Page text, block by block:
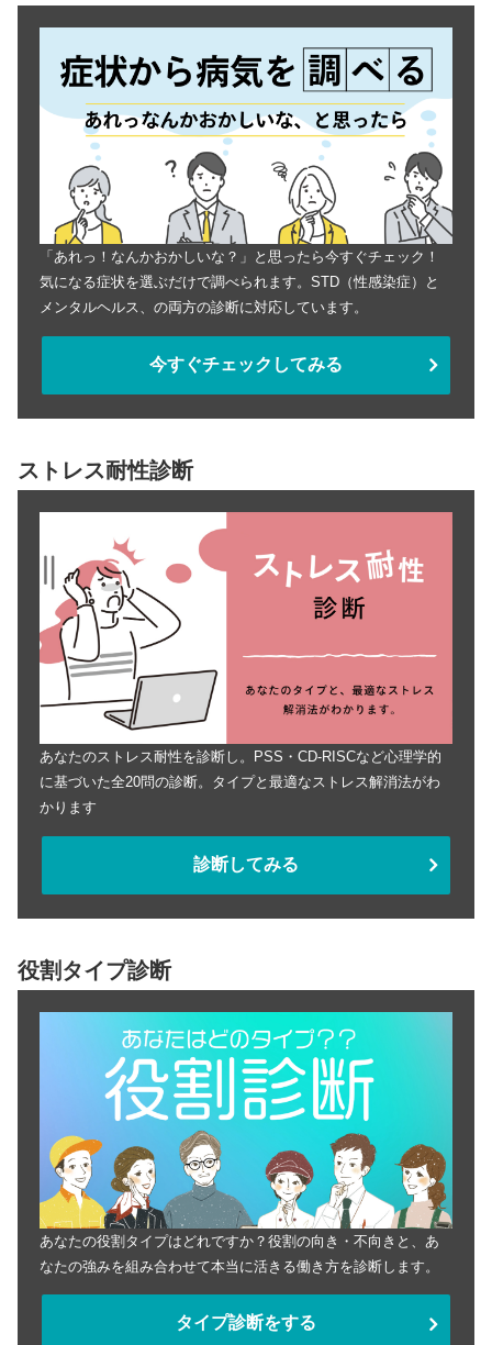
「あれっ！なんかおかしいな？」と思ったら今すぐチェック！
気になる症状を選ぶだけで調べられます。STD（性感染症）と
メンタルヘルス、の両方の診断に対応しています。
今すぐチェックしてみる
ストレス耐性診断
あなたのストレス耐性を診断し。PSS・CD-RISCなど心理学的
に基づいた全20問の診断。タイプと最適なストレス解消法がわ
かります
診断してみる
役割タイプ診断
あなたの役割タイプはどれですか？役割の向き・不向きと、あ
なたの強みを組み合わせて本当に活きる働き方を診断します。
タイプ診断をする